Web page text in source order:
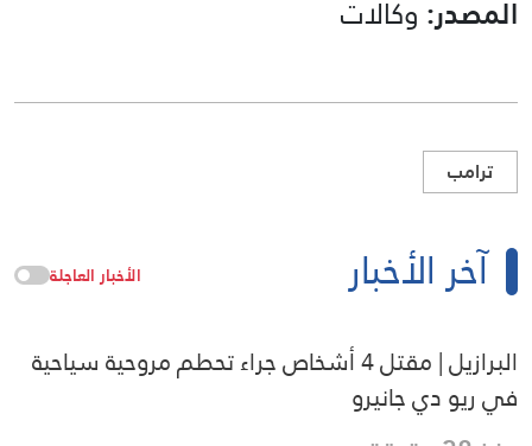
المصدر: وكالات
ترامب
آخر الأخبار الأخبار العاجلة
البرازيل | مقتل 4 أشخاص جراء تحطم مروحية سياحية
في ريو دي جانيرو